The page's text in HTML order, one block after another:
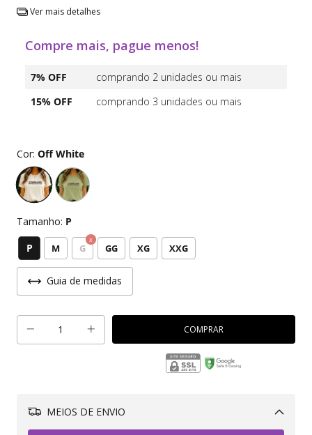
Ver mais detalhes
Compre mais, pague menos!
7% OFF
comprando 2 unidades ou mais
15% OFF
comprando 3 unidades ou mais
Cor: Off White
Tamanho: P
P M G GG XG XXG
Guia de medidas
MEIOS DE ENVIO